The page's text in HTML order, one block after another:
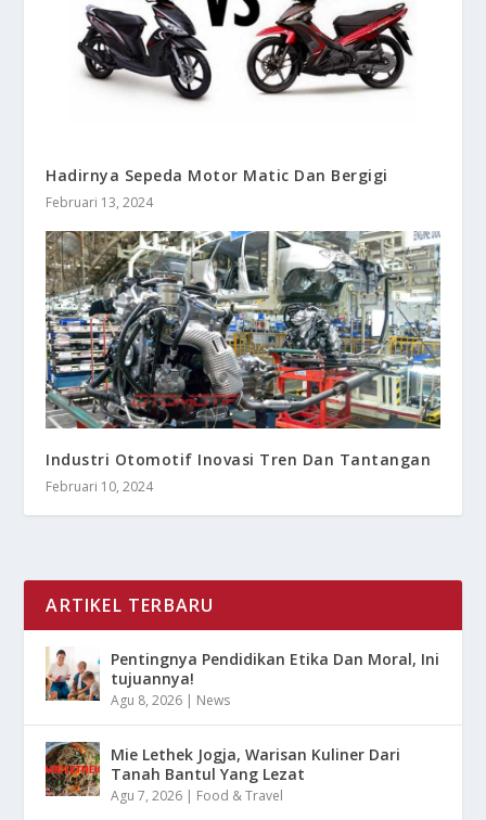
Hadirnya Sepeda Motor Matic Dan Bergigi
Februari 13, 2024
Industri Otomotif Inovasi Tren Dan Tantangan
Februari 10, 2024
ARTIKEL TERBARU
Pentingnya Pendidikan Etika Dan Moral, Ini
tujuannya!
Agu 8, 2026 | News
Mie Lethek Jogja, Warisan Kuliner Dari
Tanah Bantul Yang Lezat
Agu 7, 2026 | Food & Travel